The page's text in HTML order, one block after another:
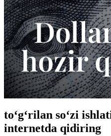
to‘g‘rilan so‘zi
internetda qidiring